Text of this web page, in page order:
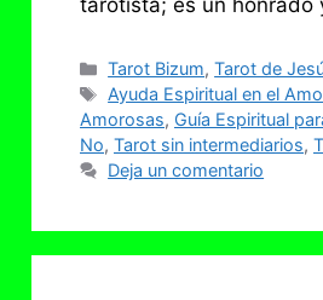
tarotista; es un honrado
Categorías
Tarot Bizum,Tarot de
Etiquetas
Ayuda Espiritual en el
Amorosas, Guía Espiritual
No, Tarot sin intermediarios,
Deja un comentario